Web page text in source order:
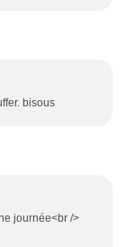
bisous
journée<br />